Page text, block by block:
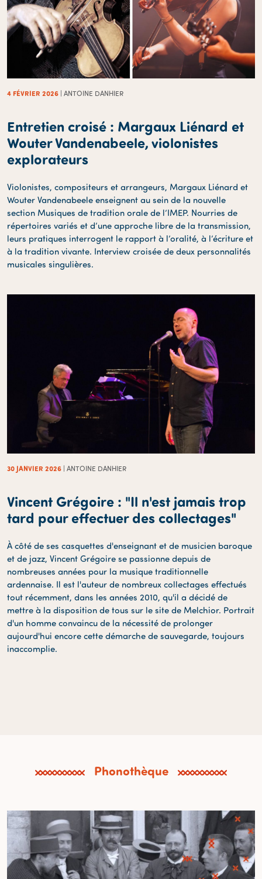
4 FÉVRIER 2026 | ANTOINE DANHIER
Entretien croisé : Margaux Liénard et
Wouter Vandenabeele, violonistes
explorateurs
Violonistes, compositeurs et arrangeurs, Margaux Liénard et
Wouter Vandenabeele enseignent au sein de la nouvelle
section Musiques de tradition orale de l’IMEP. Nourries de
répertoires variés et d’une approche libre de la transmission,
leurs pratiques interrogent le rapport à l’oralité, à l’écriture et
à la tradition vivante. Interview croisée de deux personnalités
musicales singulières.
30 JANVIER 2026 | ANTOINE DANHIER
Vincent Grégoire : "Il n'est jamais trop
tard pour effectuer des collectages"
À côté de ses casquettes d'enseignant et de musicien baroque
et de jazz, Vincent Grégoire se passionne depuis de
nombreuses années pour la musique traditionnelle
ardennaise. Il est l'auteur de nombreux collectages effectués
tout récemment, dans les années 2010, qu'il a décidé de
mettre à la disposition de tous sur le site de Melchior. Portrait
d'un homme convaincu de la nécessité de prolonger
aujourd'hui encore cette démarche de sauvegarde, toujours
inaccomplie.
Phonothèque